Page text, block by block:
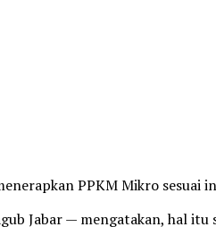
PPKM Mikro sesuai
Jabar — mengatakan, hal